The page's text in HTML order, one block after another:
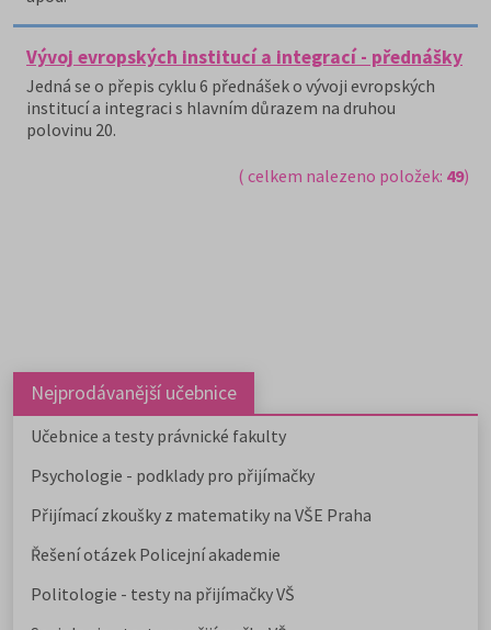
Vývoj evropských institucí a integrací - přednášky
Jedná se o přepis cyklu 6 přednášek o vývoji evropských
institucí a integraci s hlavním důrazem na druhou
polovinu 20.
( celkem nalezeno položek: 49)
Nejprodávanější učebnice
Učebnice a testy právnické fakulty
Psychologie - podklady pro přijímačky
Přijímací zkoušky z matematiky na VŠE Praha
Řešení otázek Policejní akademie
Politologie - testy na přijímačky VŠ